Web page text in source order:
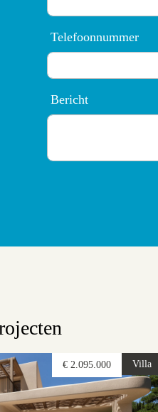
Telefoonnummer
Bericht
Villa
€ 2.095.000